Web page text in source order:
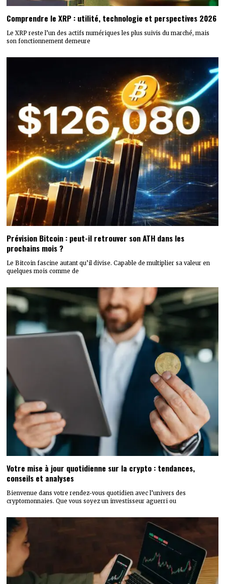
Comprendre le XRP : utilité, technologie et perspectives 2026
Le XRP reste l’un des actifs numériques les plus suivis du marché, mais
son fonctionnement demeure
Prévision Bitcoin : peut-il retrouver son ATH dans les
prochains mois ?
Le Bitcoin fascine autant qu’il divise. Capable de multiplier sa valeur en
quelques mois comme de
Votre mise à jour quotidienne sur la crypto : tendances,
conseils et analyses
Bienvenue dans votre rendez-vous quotidien avec l’univers des
cryptomonnaies. Que vous soyez un investisseur aguerri ou